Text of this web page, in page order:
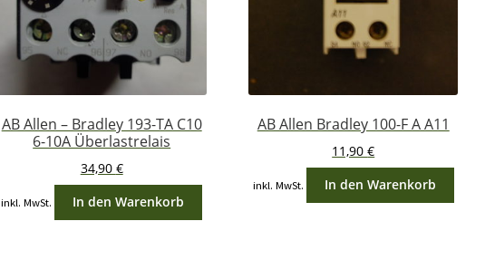
AB Allen – Bradley 193-TA C10
6-10A Überlastrelais
34,90 €
inkl. MwSt. In den Warenkorb
AB Allen Bradley 100-F A A11
11,90€
inkl. MwSt. In den Warenkorb